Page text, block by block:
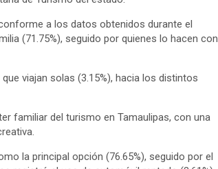
a los datos obtenidos durante el
(71.75%), seguido por quienes lo hacen con
viajan solas (3.15%), hacia los distintos
familiar del turismo en Tamaulipas, con una
la principal opción (76.65%), seguido por el